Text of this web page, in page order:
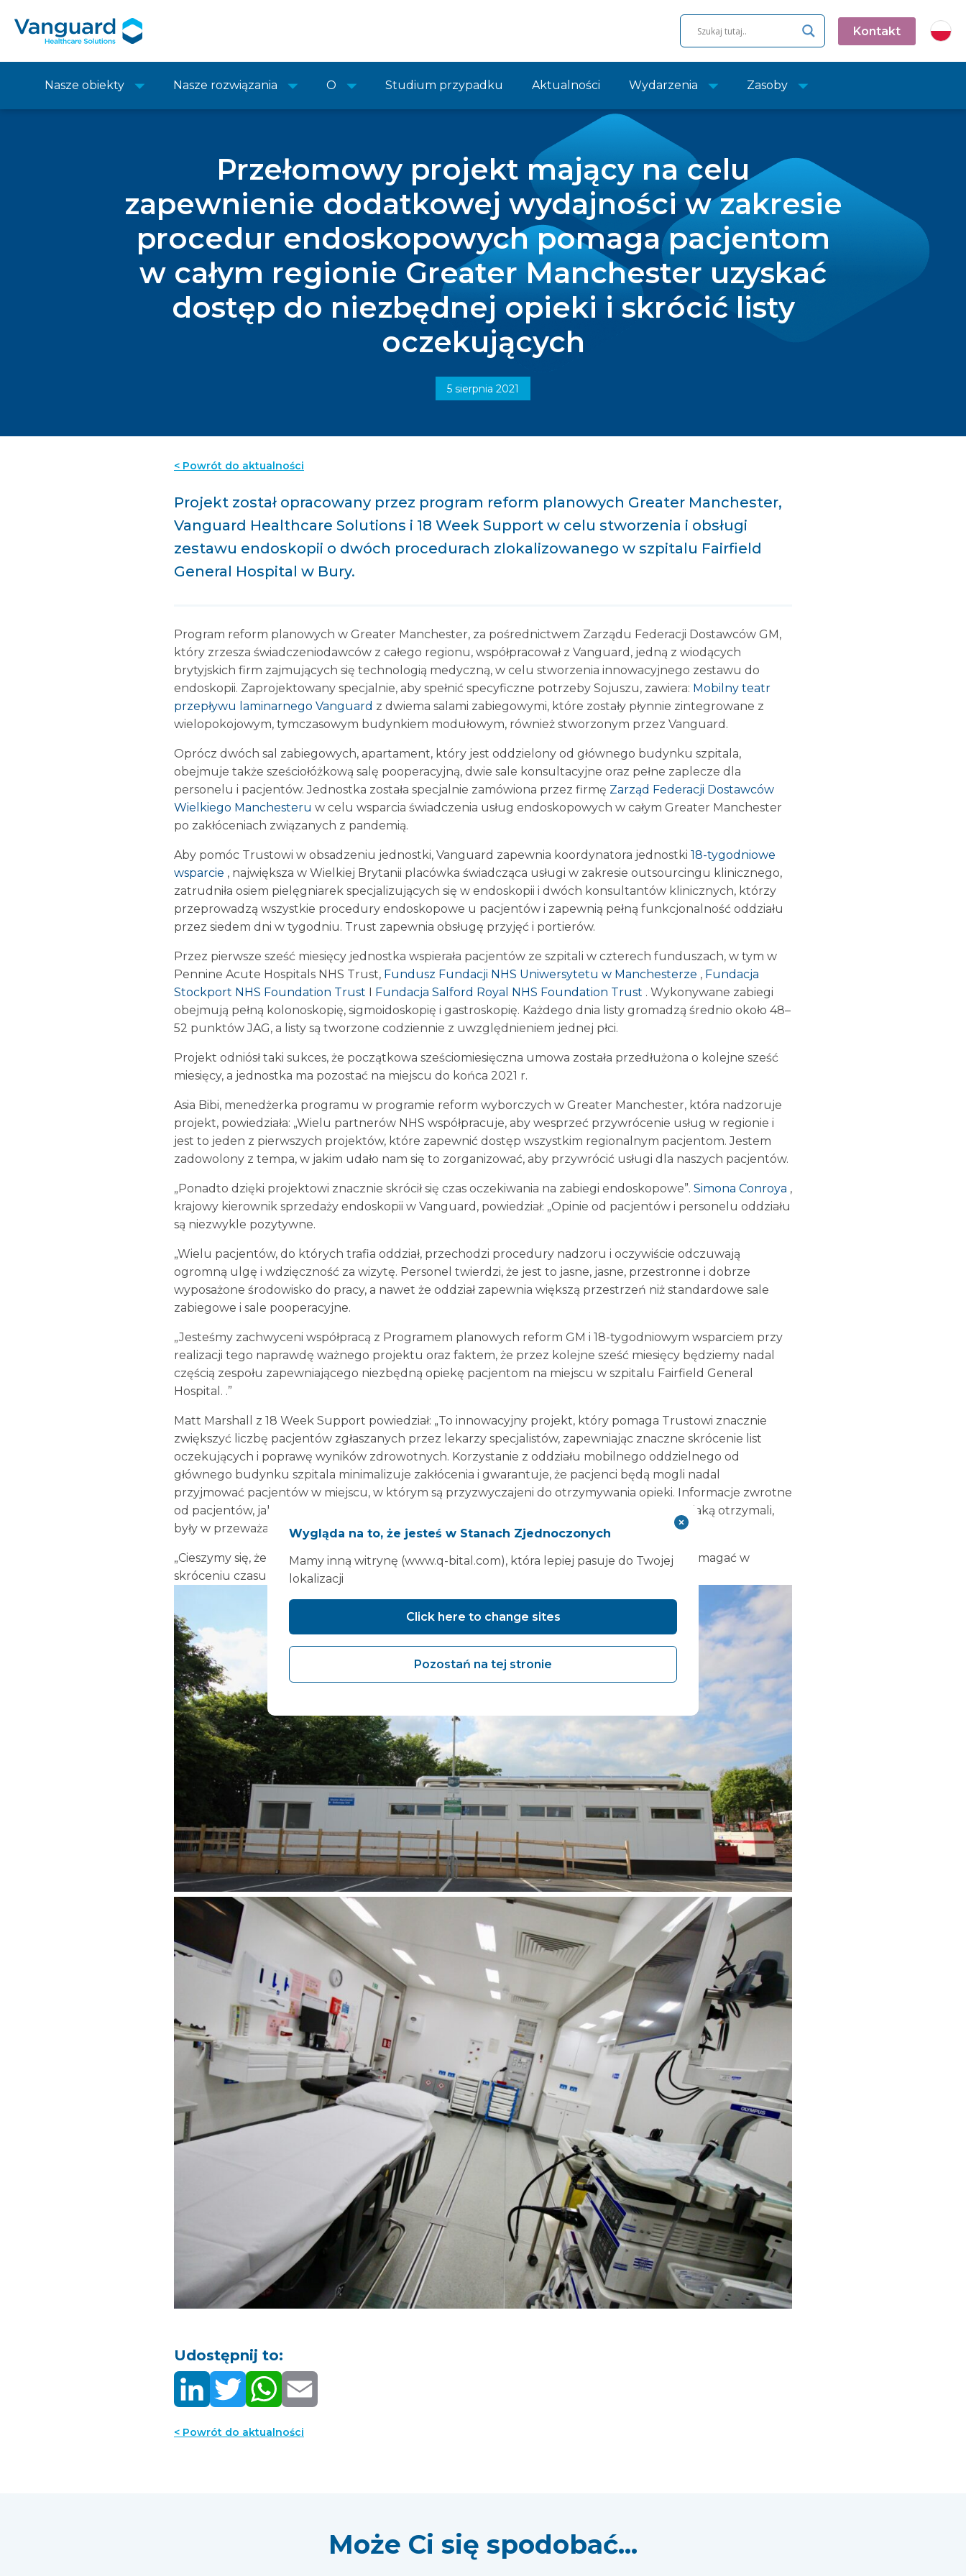
Kontakt
Nasze obiekty Nasze rozwiązania O Studium przypadku Aktualności Wydarzenia Zasoby
Przełomowy projekt mający na celu
zapewnienie dodatkowej wydajności w zakresie
procedur endoskopowych pomaga pacjentom
w całym regionie Greater Manchester uzyskać
dostęp do niezbędnej opieki i skrócić listy
oczekujących
5 sierpnia 2021
< Powrót do aktualności
Projekt został opracowany przez program reform planowych Greater Manchester,
Vanguard Healthcare Solutions i 18 Week Support w celu stworzenia i obsługi
zestawu endoskopii o dwóch procedurach zlokalizowanego w szpitalu Fairfield
General Hospital w Bury.
Program reform planowych w Greater Manchester, za pośrednictwem Zarządu Federacji Dostawców GM,
który zrzesza świadczeniodawców z całego regionu, współpracował z Vanguard, jedną z wiodących
brytyjskich firm zajmujących się technologią medyczną, w celu stworzenia innowacyjnego zestawu do
endoskopii. Zaprojektowany specjalnie, aby spełnić specyficzne potrzeby Sojuszu, zawiera: Mobilny teatr
przepływu laminarnego Vanguard z dwiema salami zabiegowymi, które zostały płynnie zintegrowane z
wielopokojowym, tymczasowym budynkiem modułowym, również stworzonym przez Vanguard.
Oprócz dwóch sal zabiegowych, apartament, który jest oddzielony od głównego budynku szpitala,
obejmuje także sześciołóżkową salę pooperacyjną, dwie sale konsultacyjne oraz pełne zaplecze dla
personelu i pacjentów. Jednostka została specjalnie zamówiona przez firmę Zarząd Federacji Dostawców
Wielkiego Manchesteru w celu wsparcia świadczenia usług endoskopowych w całym Greater Manchester
po zakłóceniach związanych z pandemią.
Aby pomóc Trustowi w obsadzeniu jednostki, Vanguard zapewnia koordynatora jednostki 18-tygodniowe
wsparcie , największa w Wielkiej Brytanii placówka świadcząca usługi w zakresie outsourcingu klinicznego,
zatrudniła osiem pielęgniarek specjalizujących się w endoskopii i dwóch konsultantów klinicznych, którzy
przeprowadzą wszystkie procedury endoskopowe u pacjentów i zapewnią pełną funkcjonalność oddziału
przez siedem dni w tygodniu. Trust zapewnia obsługę przyjęć i portierów.
Przez pierwsze sześć miesięcy jednostka wspierała pacjentów ze szpitali w czterech funduszach, w tym w
Pennine Acute Hospitals NHS Trust, Fundusz Fundacji NHS Uniwersytetu w Manchesterze , Fundacja
Stockport NHS Foundation Trust I Fundacja Salford Royal NHS Foundation Trust . Wykonywane zabiegi
obejmują pełną kolonoskopię, sigmoidoskopię i gastroskopię. Każdego dnia listy gromadzą średnio około 48–
52 punktów JAG, a listy są tworzone codziennie z uwzględnieniem jednej płci.
Projekt odniósł taki sukces, że początkowa sześciomiesięczna umowa została przedłużona o kolejne sześć
miesięcy, a jednostka ma pozostać na miejscu do końca 2021 r.
Asia Bibi, menedżerka programu w programie reform wyborczych w Greater Manchester, która nadzoruje
projekt, powiedziała: „Wielu partnerów NHS współpracuje, aby wesprzeć przywrócenie usług w regionie i
jest to jeden z pierwszych projektów, które zapewnić dostęp wszystkim regionalnym pacjentom. Jestem
zadowolony z tempa, w jakim udało nam się to zorganizować, aby przywrócić usługi dla naszych pacjentów.
„Ponadto dzięki projektowi znacznie skrócił się czas oczekiwania na zabiegi endoskopowe”. Simona Conroya ,
krajowy kierownik sprzedaży endoskopii w Vanguard, powiedział: „Opinie od pacjentów i personelu oddziału
są niezwykle pozytywne.
„Wielu pacjentów, do których trafia oddział, przechodzi procedury nadzoru i oczywiście odczuwają
ogromną ulgę i wdzięczność za wizytę. Personel twierdzi, że jest to jasne, jasne, przestronne i dobrze
wyposażone środowisko do pracy, a nawet że oddział zapewnia większą przestrzeń niż standardowe sale
zabiegowe i sale pooperacyjne.
„Jesteśmy zachwyceni współpracą z Programem planowych reform GM i 18-tygodniowym wsparciem przy
realizacji tego naprawdę ważnego projektu oraz faktem, że przez kolejne sześć miesięcy będziemy nadal
częścią zespołu zapewniającego niezbędną opiekę pacjentom na miejscu w szpitalu Fairfield General
Hospital. .”
Matt Marshall z 18 Week Support powiedział: „To innowacyjny projekt, który pomaga Trustowi znacznie
zwiększyć liczbę pacjentów zgłaszanych przez lekarzy specjalistów, zapewniając znaczne skrócenie list
oczekujących i poprawę wyników zdrowotnych. Korzystanie z oddziału mobilnego oddzielnego od
głównego budynku szpitala minimalizuje zakłócenia i gwarantuje, że pacjenci będą mogli nadal
przyjmować pacjentów w miejscu, w którym są przyzwyczajeni do otrzymywania opieki. Informacje zwrotne
od pacjentów, jakie otrzymaliśmy, są doskonałe, a pacjenci mówią nam, że leczenie i opieka, jaką otrzymali,
były w przeważającej mierze „bardzo dobre”.
„Cieszymy się, że możemy być częścią zespołu wraz z Northern Care Alliance i Vanguard i pomagać w
skróceniu czasu oczekiwania na te ważne procedury”.
Udostępnij to:
< Powrót do aktualności
Może Ci się spodobać...
Wygląda na to, że jesteś w Stanach Zjednoczonych
Mamy inną witrynę (www.q-bital.com), która lepiej pasuje do Twojej
lokalizacji
Click here to change sites
Pozostań na tej stronie